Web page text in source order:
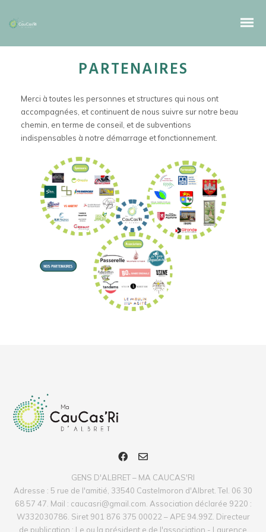
PARTENAIRES
Merci à toutes les personnes et structures qui nous ont
accompagnées, et continuent de nous suivre sur notre beau
chemin, en terme de conseil, et de subventions
indispensables à notre démarrage et fonctionnement.
GENS D'ALBRET – MA CAUCAS'RI
Adresse : 5 rue de l'amitié, 33540 Castelmoron d'Albret. Tel. 06 30
68 57 47. Mail : caucasri@gmail.com. Association déclarée 9220 :
W332030786. Siret 901 876 375 00022 – APE 94.99Z. Directeur
de publication : Le ou la président.e de l'association - Laurence